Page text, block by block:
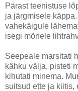
Pärast teenistuse
ja järgmisele
vahekäigule
isegi mõnele
Seepeale marsitati
kähku välja, pisteti
kihutati minema.
suitsud ette ja kiitis,